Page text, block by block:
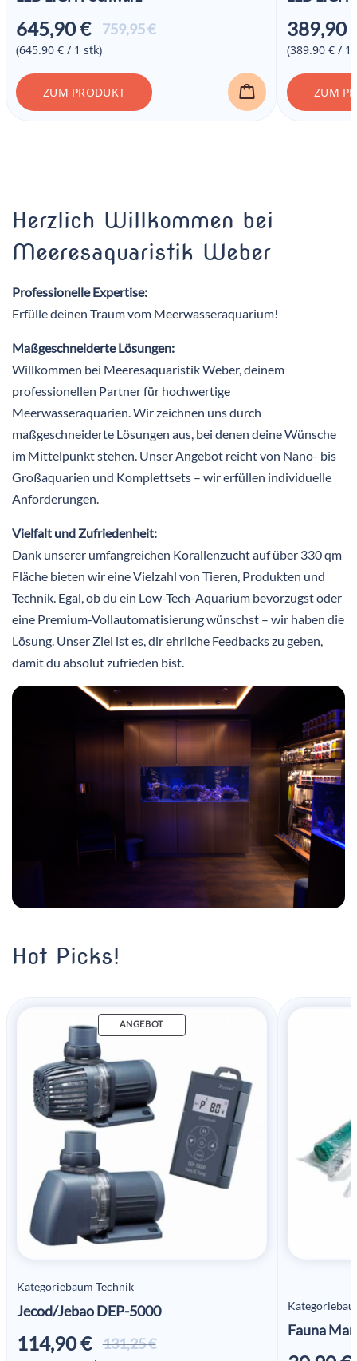
759,95€Ursprünglicher
645,90€
Aktueller
(645.90 € / 1 stk)
ZUM PRODUKT
389,90
(389.90 € / 1
ZUM
Herzlich Willkommen bei
Meeresaquaristik Weber
Professionelle Expertise:
Erfülle deinen Traum vom Meerwasseraquarium!
Maßgeschneiderte Lösungen:
Willkommen bei Meeresaquaristik Weber, deinem
professionellen Partner für hochwertige
Meerwasseraquarien. Wir zeichnen uns durch
maßgeschneiderte Lösungen aus, bei denen deine Wünsche
im Mittelpunkt stehen. Unser Angebot reicht von Nano- bis
Großaquarien und Komplettsets – wir erfüllen individuelle
Anforderungen.
Vielfalt und Zufriedenheit:
Dank unserer umfangreichen Korallenzucht auf über 330 qm
Fläche bieten wir eine Vielzahl von Tieren, Produkten und
Technik. Egal, ob du ein Low-Tech-Aquarium bevorzugst oder
eine Premium-Vollautomatisierung wünschst – wir haben die
Lösung. Unser Ziel ist es, dir ehrliche Feedbacks zu geben,
damit du absolut zufrieden bist.
Hot Picks!
ANGEBOT
Kategoriebaum Technik
Jecod/Jebao DEP-5000
131,25€Ursprünglicher
114,90€
Aktueller
Fauna